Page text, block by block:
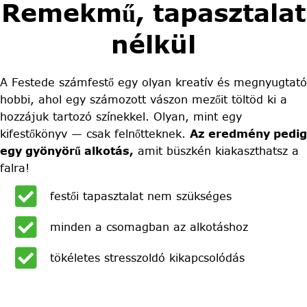
Remekmű, tapasztalat
nélkül
A Festede számfestő egy olyan kreatív és megnyugtató
hobbi, ahol egy számozott vászon mezőit töltöd ki a
hozzájuk tartozó színekkel. Olyan, mint egy
kifestőkönyv — csak felnőtteknek. Az eredmény pedig
egy gyönyörű alkotás, amit büszkén kiakaszthatsz a
falra!
festői tapasztalat nem szükséges
minden a csomagban az alkotáshoz
tökéletes stresszoldó kikapcsolódás